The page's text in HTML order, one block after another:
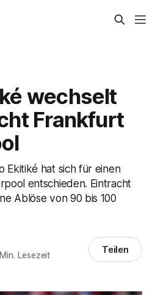
wechselt
Frankfurt
Ekitiké hat sich für einen
entschieden. Eintracht
Ablöse von 90 bis 100
Lesezeit Teilen